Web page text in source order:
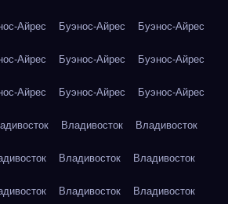
Айрес Буэнос-Айрес Буэнос-Айрес
Айрес Буэнос-Айрес Буэнос-Айрес
Айрес Буэнос-Айрес Буэнос-Айрес
Владивосток Владивосток
Владивосток Владивосток
Владивосток Владивосток